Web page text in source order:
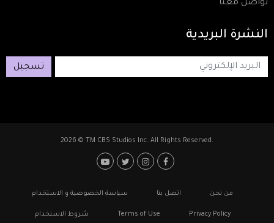
تواصل معنا
النشرة البريدية
تسجيل
2026 © TM CBS Studios Inc. All Rights Reserved.
Footer: Social Media
Footerمن نحن اتصل بنا سياسة الخصوصية و الاستخدام
Privacy Policy
Terms of Use شروط الاستخدام